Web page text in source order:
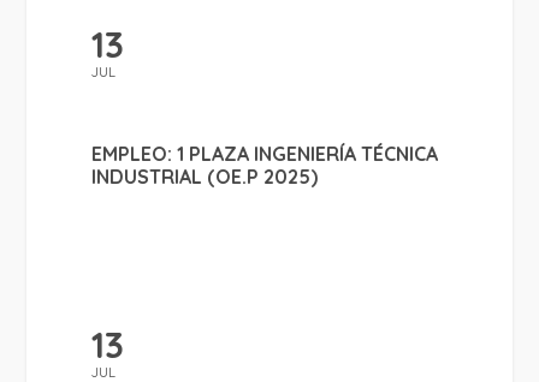
13
JUL
EMPLEO: 1 PLAZA INGENIERÍA TÉCNICA
INDUSTRIAL (OE.P 2025)
13
JUL